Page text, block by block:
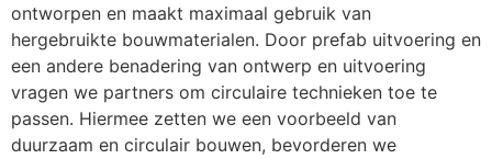
ontworpen en maakt maximaal gebruik van
hergebruikte bouwmaterialen. Door prefab uitvoering en
een andere benadering van ontwerp en uitvoering
vragen we partners om circulaire technieken toe te
passen. Hiermee zetten we een voorbeeld van
duurzaam en circulair bouwen, bevorderen we